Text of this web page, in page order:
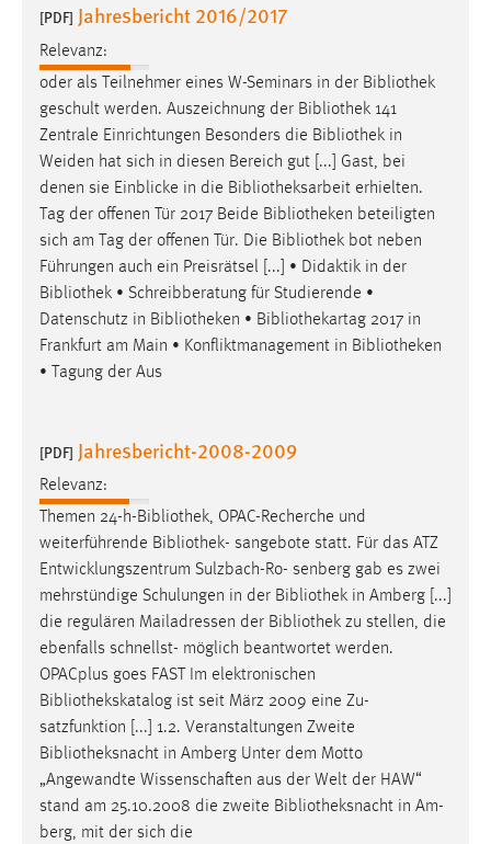
[PDF] Jahresbericht 2016/2017
Relevanz:
oder als Teilnehmer eines W-Seminars in der Bibliothek
geschult werden. Auszeichnung der Bibliothek 141
Zentrale Einrichtungen Besonders die Bibliothek in
Weiden hat sich in diesen Bereich gut [...] Gast, bei
denen sie Einblicke in die Bibliotheksarbeit erhielten.
Tag der offenen Tür 2017 Beide Bibliotheken beteiligten
sich am Tag der offenen Tür. Die Bibliothek bot neben
Führungen auch ein Preisrätsel [...] • Didaktik in der
Bibliothek • Schreibberatung für Studierende •
Datenschutz in Bibliotheken • Bibliothekartag 2017 in
Frankfurt am Main • Konfliktmanagement in Bibliotheken
• Tagung der Aus
[PDF] Jahresbericht-2008-2009
Relevanz:
Themen 24-h-Bibliothek, OPAC-Recherche und
weiterführende Bibliothek- sangebote statt. Für das ATZ
Entwicklungszentrum Sulzbach-Ro- senberg gab es zwei
mehrstündige Schulungen in der Bibliothek in Amberg [...]
die regulären Mailadressen der Bibliothek zu stellen, die
ebenfalls schnellst- möglich beantwortet werden.
OPACplus goes FAST Im elektronischen
Bibliothekskatalog ist seit März 2009 eine Zu-
satzfunktion [...] 1.2. Veranstaltungen Zweite
Bibliotheksnacht in Amberg Unter dem Motto
„Angewandte Wissenschaften aus der Welt der HAW“
stand am 25.10.2008 die zweite Bibliotheksnacht in Am-
berg, mit der sich die
Name:
Zweck:
Dieser Cookie ist notwendig um sich an der Website
einloggen zu können.
Cookie Laufzeit:
24 Stunden
STATISTIK
Statistik Cookies erfassen Informationen anonym.
Diese Informationen helfen uns zu verstehen, wie
unsere Besucher unsere Website nutzen.
Name:
_pk_ref, _pk_cvar, _pk_id, _pk_ses
Zweck:
Zugriffsstatistik
Cookie Laufzeit:
Max. 13 Monate
MARKETING
Marketing Cookies werden von Drittanbietern
verwendet, um personalisierte Werbung anzuzeigen.
Sie tun dies, indem sie Besucher über Websites
hinweg verfolgen.